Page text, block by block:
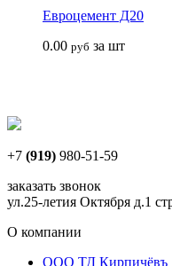
Евроцемент Д20
0.00 руб за шт
+7 (919) 980-51-59
заказать звонок
ул.25-летия Октября д.1
О компании
ООО ТД Кирпичёвъ